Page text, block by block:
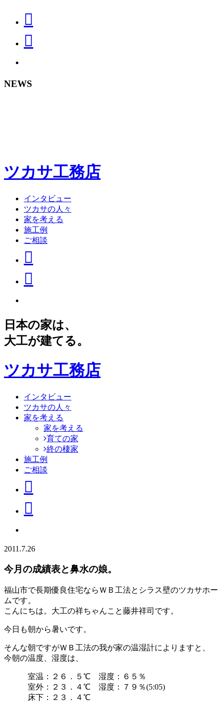
NEWS
ツカサ工務店
インタビュー
ツカサの人々
家を考える
施工例
ご相談
日本の家は、
大工が建てる。
ツカサ工務店
インタビュー
ツカサの人々
家を考える
家を考える
育ての家
終の棲家
施工例
ご相談
2011.7.26
今月の成績表と鼻水の娘。
福山市で長期優良住宅ならＷＢ工法とシラス壁のツカサホー
ムです。
こんにちは。大工の祥ちゃんこと藤井祥司です。
今日も朝から暑いです。
そんな朝ですがＷＢ工法の我が家の温湿計によりますと、
今朝の温度、湿度は、
室温：２６．５℃ 湿度：６５％
室外：２３．４℃ 湿度：７９％(5:05)
床下：２３．４℃